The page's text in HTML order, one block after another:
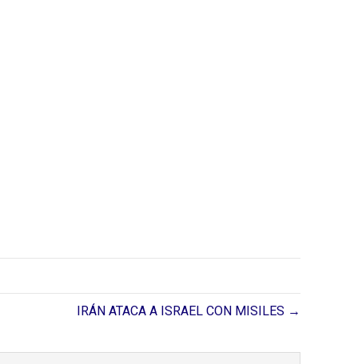
IRÁN ATACA A ISRAEL CON MISILES →